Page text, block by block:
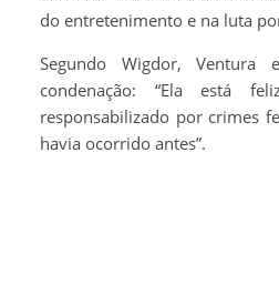
do entretenimento e na luta
Segundo Wigdor, Ventura
condenação: “Ela está
responsabilizado por crimes
havia ocorrido antes”.